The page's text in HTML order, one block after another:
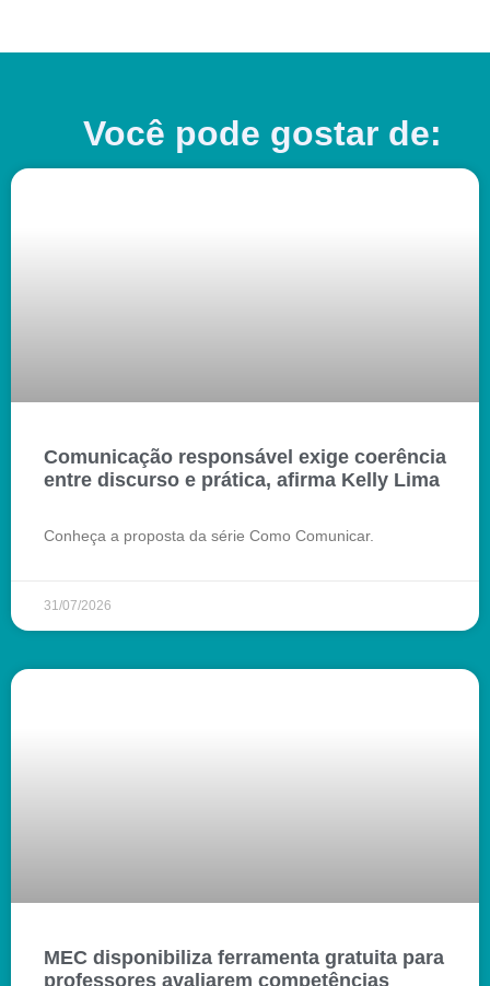
Você pode gostar de:
Comunicação responsável exige coerência
entre discurso e prática, afirma Kelly Lima
Conheça a proposta da série Como Comunicar.
31/07/2026
MEC disponibiliza ferramenta gratuita para
professores avaliarem competências